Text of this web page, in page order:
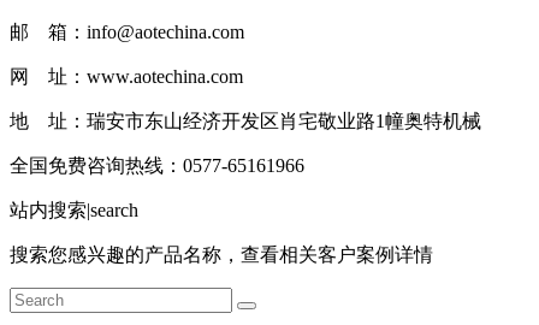
邮 箱：info@aotechina.com
网 址：www.aotechina.com
地 址：瑞安市东山经济开发区肖宅敬业路1幢奥特机械
全国免费咨询热线： 0577-65161966
站内搜索|search
搜索您感兴趣的产品名称，查看相关客户案例详情